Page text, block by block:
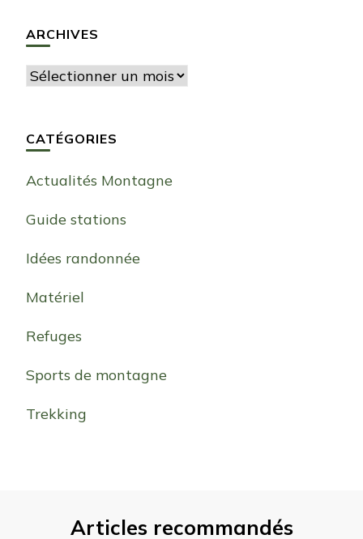
ARCHIVES
Archives
CATÉGORIES
Actualités Montagne
Guide stations
Idées randonnée
Matériel
Refuges
Sports de montagne
Trekking
Articles recommandés